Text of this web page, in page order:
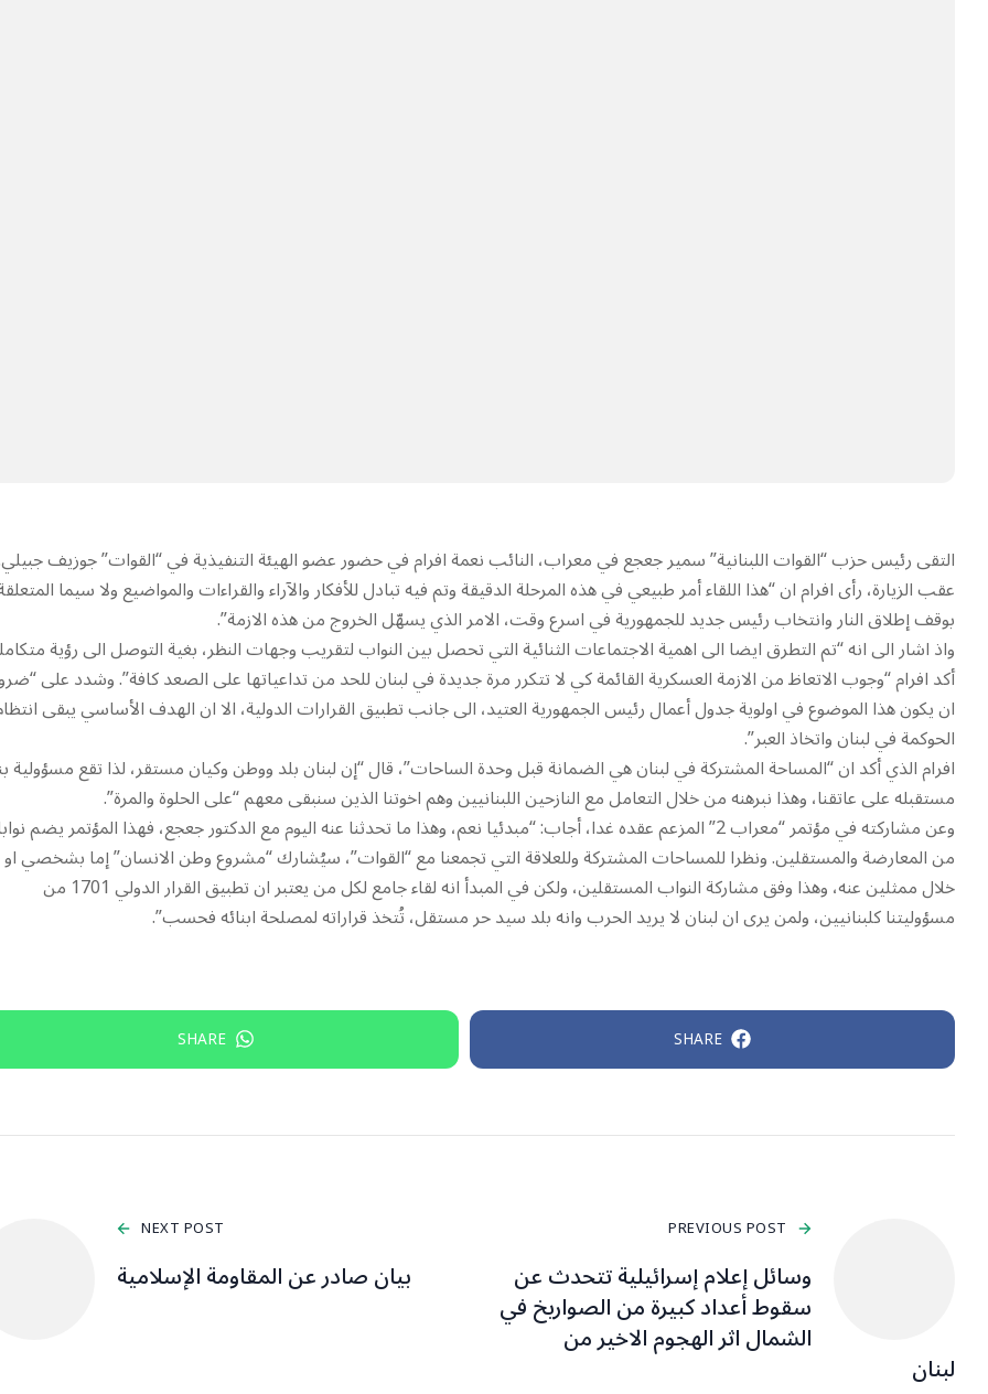
التقى رئيس حزب “القوات اللبنانية” سمير جعجع في معراب، النائب نعمة افرام في حضور عضو الهيئة التنفيذية في “القوات” جوزيف
عقب الزيارة، رأى افرام ان “هذا اللقاء أمر طبيعي في هذه المرحلة الدقيقة وتم فيه تبادل للأفكار والآراء والقراءات والمواضيع ولا سيما
بوقف إطلاق النار وانتخاب رئيس جديد للجمهورية في اسرع وقت، الامر الذي يسهّل الخروج من هذه الازمة”.
واذ اشار الى انه “تم التطرق ايضا الى اهمية الاجتماعات الثنائية التي تحصل بين النواب لتقريب وجهات النظر، بغية التوصل الى رؤية
أكد افرام “وجوب الاتعاظ من الازمة العسكرية القائمة كي لا تتكرر مرة جديدة في لبنان للحد من تداعياتها على الصعد كافة”. وشدد على
ان يكون هذا الموضوع في اولوية جدول أعمال رئيس الجمهورية العتيد، الى جانب تطبيق القرارات الدولية، الا ان الهدف الأساسي يبقى
الحوكمة في لبنان واتخاذ العبر”.
افرام الذي أكد ان “المساحة المشتركة في لبنان هي الضمانة قبل وحدة الساحات”، قال “إن لبنان بلد ووطن وكيان مستقر، لذا تقع مسؤولية
مستقبله على عاتقنا، وهذا نبرهنه من خلال التعامل مع النازحين اللبنانيين وهم اخوتنا الذين سنبقى معهم “على الحلوة والمرة”.
وعن مشاركته في مؤتمر “معراب 2” المزعم عقده غدا، أجاب: “مبدئيا نعم، وهذا ما تحدثنا عنه اليوم مع الدكتور جعجع، فهذا المؤتمر يضم
من المعارضة والمستقلين. ونظرا للمساحات المشتركة وللعلاقة التي تجمعنا مع “القوات”، سيُشارك “مشروع وطن الانسان” إما بشخصي
خلال ممثلين عنه، وهذا وفق مشاركة النواب المستقلين، ولكن في المبدأ انه لقاء جامع لكل من يعتبر ان تطبيق القرار الدولي 1701 من
مسؤوليتنا كلبنانيين، ولمن يرى ان لبنان لا يريد الحرب وانه بلد سيد حر مستقل، تُتخذ قراراته لمصلحة ابنائه فحسب”.
SHARE
SHARE
PREVIOUS POST
وسائل إعلام إسرائيلية تتحدث عن
سقوط أعداد كبيرة من الصواريخ في
الشمال اثر الهجوم الاخير من
لبنان
NEXT POST
بيان صادر عن المقاومة الإسلامية